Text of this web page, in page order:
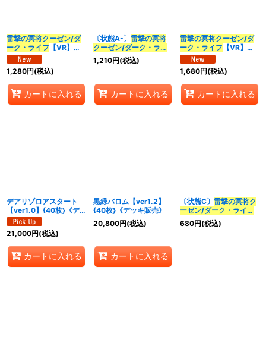
カテゴリ:
特集:
雷撃の冥将クーゼン/ダ
ーク・ライフ 【VR】
{24EX439/100}《多》
1,280円(税込)
カートに入れる
〔状態A-〕 雷撃の冥将
クーゼン/ダーク・ライ
フ【VR】
{24EX439/100}《多》
1,210円(税込)
カートに入れる
雷撃の冥将クーゼン/ダ
ーク・ライフ 【VR】
{25RP4TR9/TR9}
《多》
1,680円(税込)
カートに入れる
デアリゾロアスタート
【ver1.0】{40枚}《デ
ッキ販売》
21,000円(税込)
カートに入れる
黒緑バロム【ver1.2】
{40枚}《デッキ販売》
20,800円(税込)
カートに入れる
〔状態C〕 雷撃の冥将ク
ーゼン/ダーク・ライフ
【VR】{24EX439/100}
《多》
680円(税込)